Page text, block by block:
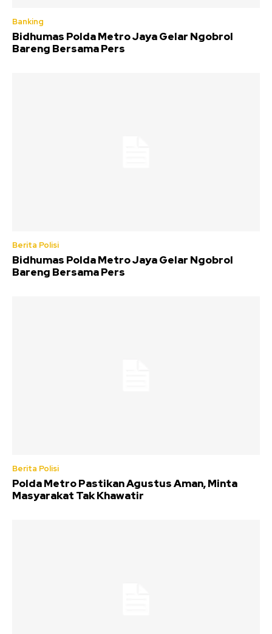
Banking
Bidhumas Polda Metro Jaya Gelar Ngobrol
Bareng Bersama Pers
Berita Polisi
Bidhumas Polda Metro Jaya Gelar Ngobrol
Bareng Bersama Pers
Berita Polisi
Polda Metro Pastikan Agustus Aman, Minta
Masyarakat Tak Khawatir